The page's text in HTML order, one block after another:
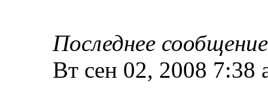
Последнее
Вт сен 02, 2008 7:38